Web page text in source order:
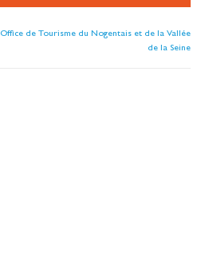
Office de Tourisme du Nogentais et de la Vallée
de la Seine